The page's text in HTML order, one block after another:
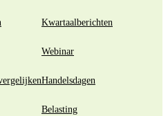
Kwartaalberichten
Webinar
Handelsdagen
Belasting